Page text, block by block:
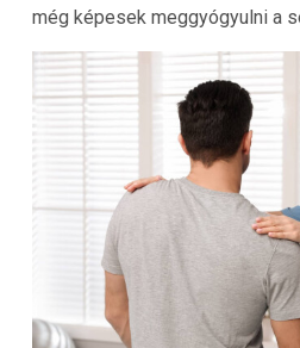
még képesek meggyógyulni a